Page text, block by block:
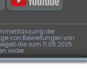
der
von Bewertungen von
die zum 11.05.2025
wider.